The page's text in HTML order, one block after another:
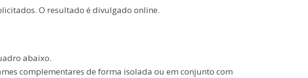
O resultado é divulgado online.
abaixo.
complementares de forma isolada ou em conjunto com